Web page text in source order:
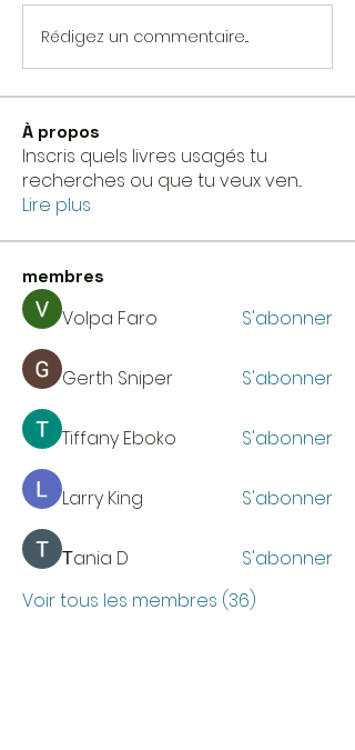
Rédigez un commentaire...
À propos
Inscris quels livres usagés tu
recherches ou que tu veux ven...
Lire plus
membres
Volpa Faro S'abonner
Gerth Sniper S'abonner
Tiffany Eboko S'abonner
Larry King S'abonner
Тania D
S'abonner
Voir tous les membres (36)